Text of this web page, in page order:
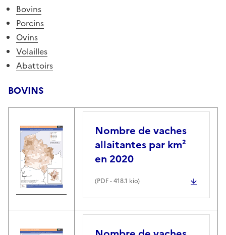
Bovins
Porcins
Ovins
Volailles
Abattoirs
BOVINS
Nombre de vaches
allaitantes par km²
en 2020
(PDF- 418.1 kio)